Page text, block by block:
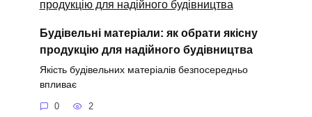
Будівельні матеріали: як обрати якісну
продукцію для надійного будівництва
Якість будівельних матеріалів безпосередньо
впливає
0 2